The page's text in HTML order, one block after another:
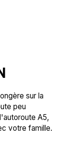
sur la
peu
A5,
votre famille.